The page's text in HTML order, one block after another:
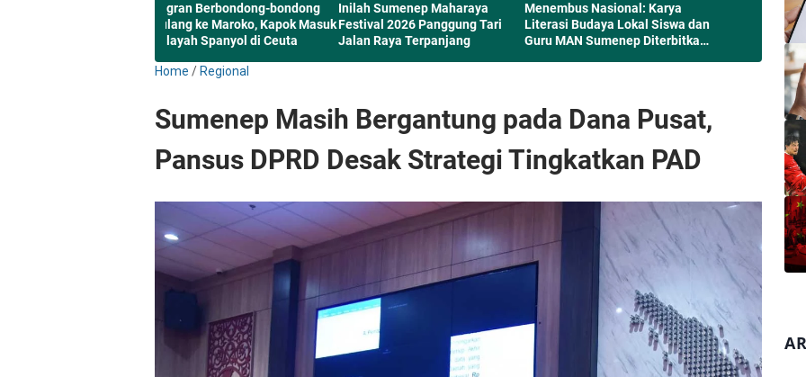
Migran Berbondong-bondong
Pulang ke Maroko, Kapok Masuk
Wilayah Spanyol di Ceuta
Inilah Sumenep Maharaya
Festival 2026 Panggung Tari
Jalan Raya Terpanjang
Menembus Nasional: Karya
Literasi Budaya Lokal Siswa dan
Guru MAN Sumenep Diterbitkan
Home / Regional
Sumenep Masih Bergantung pada Dana Pusat,
Pansus DPRD Desak Strategi Tingkatkan PAD